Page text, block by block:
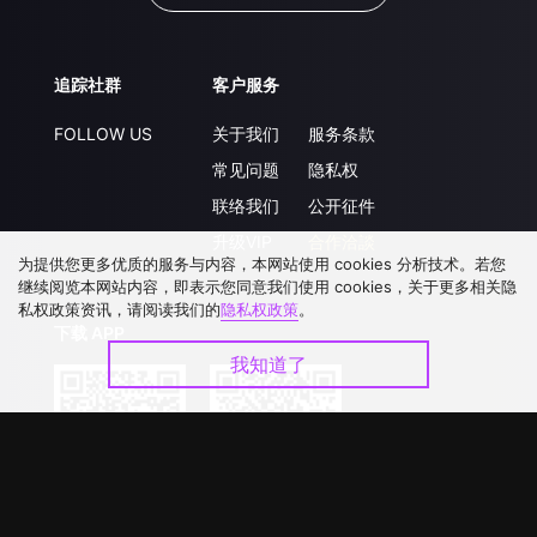
追踪社群
FOLLOW US
客户服务
关于我们
常见问题
联络我们
服务条款
隐私权
公开征件
为提供您更多优质的服务与内容，本网站使用 cookies 分析技术。若您
继续阅览本网站内容，即表示您同意我们使用 cookies，关于更多相关隐
私权政策资讯，请阅读我们的隐私权政策。
我知道了